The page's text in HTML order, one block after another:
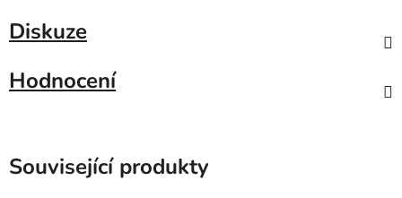
Diskuze
Hodnocení
Související produkty